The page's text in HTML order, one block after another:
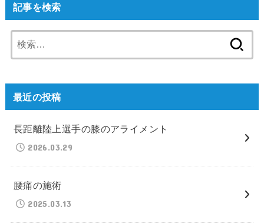
記事を検索
索:
最近の投稿
長距離陸上選手の膝のアライメント
2026.03.29
腰痛の施術
2025.03.13